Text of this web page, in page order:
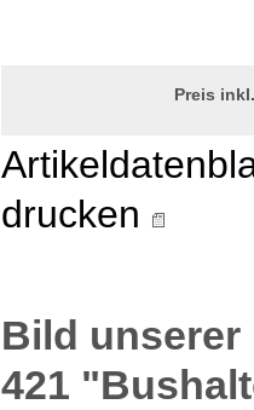
Preis
drucken
Bild unserer
421